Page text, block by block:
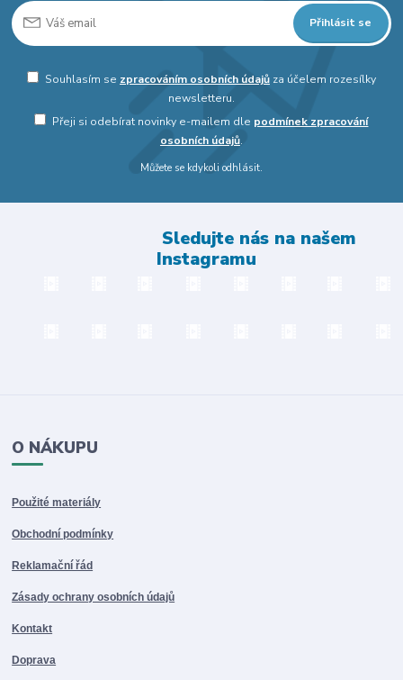
Přihlásit se
Souhlasím se zpracováním osobních údajůza účelem rozesílky
newsletteru.
Přeji si odebírat novinky e-mailem dle podmínek zpracování
osobních údajů.
Můžete se kdykoli odhlásit.
Sledujte nás na našem
Instagramu
O NÁKUPU
Použité materiály
Obchodní podmínky
Reklamační řád
Zásady ochrany osobních údajů
Kontakt
Doprava